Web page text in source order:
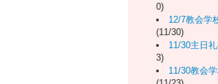
0)
12/7教会学
(11/30)
11/30主日
3)
11/30教会